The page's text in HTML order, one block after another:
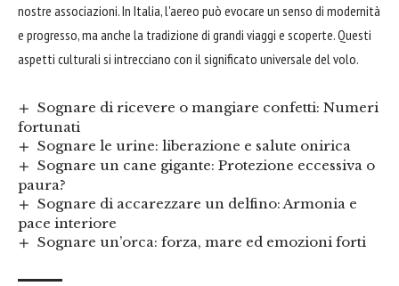
nostre associazioni. In Italia, l'aereo può evocare un senso di modernità
e progresso, ma anche la tradizione di grandi viaggi e scoperte. Questi
aspetti culturali si intrecciano con il significato universale del volo.
Sognare di ricevere o mangiare confetti: Numeri
fortunati
Sognare le urine: liberazione e salute onirica
Sognare un cane gigante: Protezione eccessiva o
paura?
Sognare di accarezzare un delfino: Armonia e
pace interiore
Sognare un’orca: forza, mare ed emozioni forti